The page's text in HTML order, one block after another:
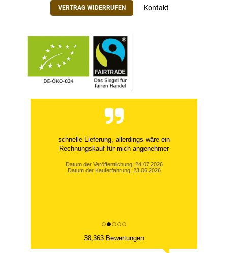
VERTRAG WIDERRUFEN Kontakt
schnelle Lieferung, allerdings wäre ein
Rechnungskauf für mich angenehmer
Datum der Veröffentlichung: 24.07.2026
Datum der Kauferfahrung: 23.06.2026
38,363 Bewertungen